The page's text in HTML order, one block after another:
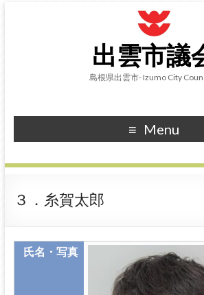
出雲市議
島根県出雲市- Izumo City
Menu
３．糸賀太郎
氏名・写真